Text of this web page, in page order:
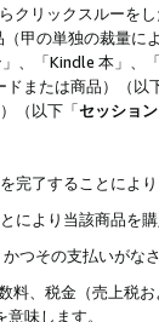
クリックスルーを
甲の単独の裁量に
、「Kindle 本」、
または商品）（以
（以下「セッション
完了することによ
より当該商品を購
つその支払いがなさ
、税金（売上税
味します。